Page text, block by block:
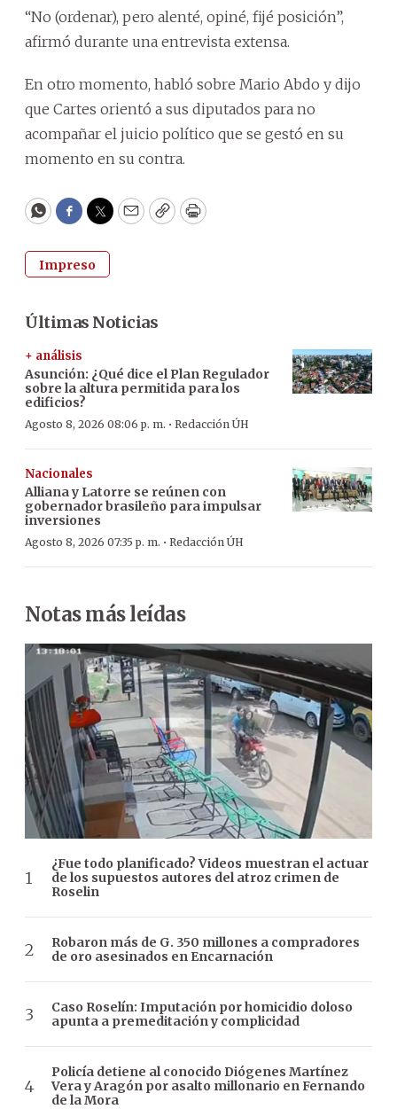
“No (ordenar), pero alenté, opiné, fijé posición”,
afirmó durante una entrevista extensa.
En otro momento, habló sobre Mario Abdo y dijo
que Cartes orientó a sus diputados para no
acompañar el juicio político que se gestó en su
momento en su contra.
WhatsApp
Facebook
Twitter
EmailCopyPrint
Impreso
Últimas Noticias
+ análisis
Asunción: ¿Qué dice el Plan Regulador
sobre la altura permitida para los
edificios?
Agosto 8, 2026 08:06 p. m. · Redacción ÚH
Nacionales
Alliana y Latorre se reúnen con
gobernador brasileño para impulsar
inversiones
Agosto 8, 2026 07:35 p. m. · Redacción ÚH
Notas más leídas
¿Fue todo planificado? Videos muestran el actuar
de los supuestos autores del atroz crimen de
Roselin
Robaron más de G. 350 millones a compradores
de oro asesinados en Encarnación
Caso Roselín: Imputación por homicidio doloso
apunta a premeditación y complicidad
Policía detiene al conocido Diógenes Martínez
Vera y Aragón por asalto millonario en Fernando
de la Mora